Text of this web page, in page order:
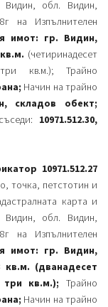
Видин, обл. Видин,
на Изпълнителен
имот: гр. Видин,
(четиринадесет
кв.м.); Трайно
Начин на трайно
складов обект;
съседи: 10971.512.30,
10971.512.27
точка, петстотин и
карта и
Видин, обл. Видин,
на Изпълнителен
имот: гр. Видин,
кв.м. (дванадесет
три кв.м.); Трайно
Начин на трайно